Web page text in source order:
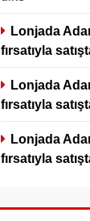
Lonjada
fırsatıyla
Lonjada
fırsatıyla
Lonjada
fırsatıyla